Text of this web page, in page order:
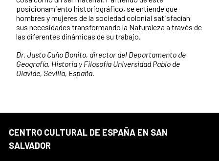
posicionamiento historiográfico, se entiende que
hombres y mujeres de la sociedad colonial satisfacían
sus necesidades transformando la Naturaleza a través de
las diferentes dinámicas de su trabajo.
Dr. Justo Cuño Bonito, director del Departamento de
Geografía, Historia y Filosofía Universidad Pablo de
Olavide, Sevilla, España.
CENTRO CULTURAL DE ESPAÑA EN SAN
SALVADOR